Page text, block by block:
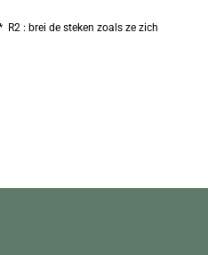
R2 : brei de steken zoals ze zich